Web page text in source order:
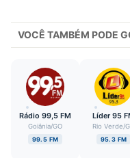
VOCÊ TAMBÉM PODE
Rádio 99,5 FM
Goiânia/GO
99.5 FM
Líder 95
Rio Verde/
95.3 FM